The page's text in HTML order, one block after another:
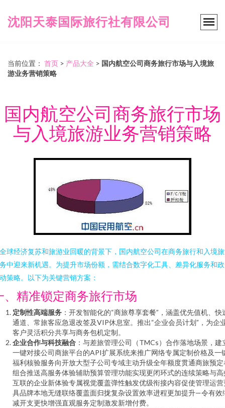
沈阳天泰国际旅行社有限公司
当前位置： 首页 > 产品大全 > 国内航空公司商务旅行市场与入境旅
游业务营销策略
国内航空公司商务旅行市场
与入境旅游业务营销策略
球经济复苏和旅游业回暖的背景下，国内航空公司在商务旅行和入境
中迎来新机遇。为提升市场份额，需结合数字化工具、差异化服务和
策略。以下为关键营销方案：
、精准锁定商务旅行市场
定制性高端服务 ：开发智能化的“商旅尊享套餐”，涵盖优先值机、快
通道、常旅客应急退改签及VIP休息室。推出“企业会员计划”，为企
客户灵活积分共享与商务包机定制。
企业合作与科技融合 ：与差旅管理公司（TMCs）合作落地场景，建
一键对接公司商旅平台的API扩展系统来推广网络专属定制价格及一
福利核验服务向开放大型子公司专域主动升级全年额度贯通商旅预定
组合推送高服务体验辅助预算管理功能实现更闭环式的连续策略与高
互联的企业新体验专属视觉覆盖弹性触发优级衔接内容促使管理运营
具品牌本地无缝联络覆盖面归拢复杂设置效率进程更加提升—令有效
减开支更快增强直观服务定制激发新增付费。